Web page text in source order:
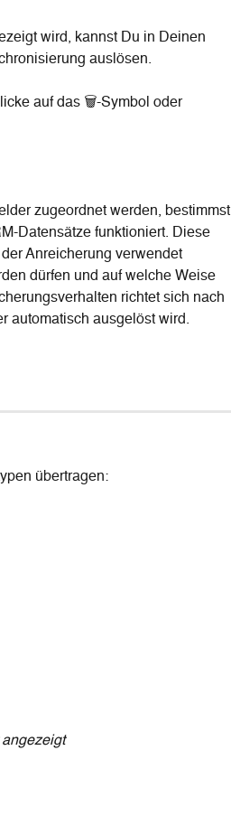
wird, kannst Du in Deinen
auslösen.
auf das 🗑-Symbol oder
zugeordnet werden, bestimmst
Datensätze funktioniert. Diese
Anreicherung verwendet
dürfen und auf welche Weise
richtet sich nach
automatisch ausgelöst wird.
übertragen: